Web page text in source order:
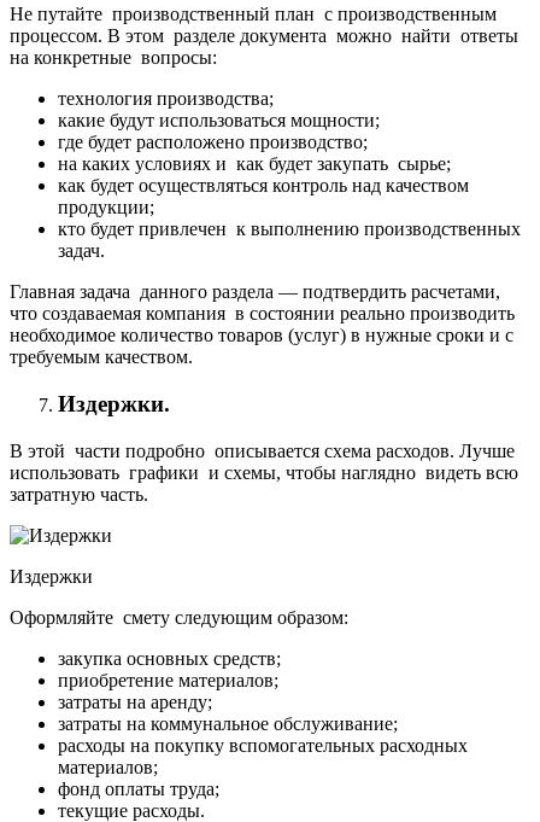
Не путайте производственный план с производственным
процессом. В этом разделе документа можно найти ответы
на конкретные вопросы:
технология производства;
какие будут использоваться мощности;
где будет расположено производство;
на каких условиях и как будет закупать сырье;
как будет осуществляться контроль над качеством
продукции;
кто будет привлечен к выполнению производственных
задач.
Главная задача данного раздела — подтвердить расчетами,
что создаваемая компания в состоянии реально производить
необходимое количество товаров (услуг) в нужные сроки и с
требуемым качеством.
Издержки.
В этой части подробно описывается схема расходов. Лучше
использовать графики и схемы, чтобы наглядно видеть всю
затратную часть.
Издержки
Оформляйте смету следующим образом:
закупка основных средств;
приобретение материалов;
затраты на аренду;
затраты на коммунальное обслуживание;
расходы на покупку вспомогательных расходных
материалов;
фонд оплаты труда;
текущие расходы.